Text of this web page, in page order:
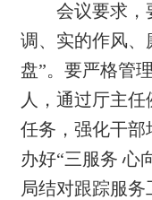
会议要求，
调、实的作风、
盘”。要严格管理
人，通过厅主任
任务，强化干
办好“三服务 心
局结对跟踪服